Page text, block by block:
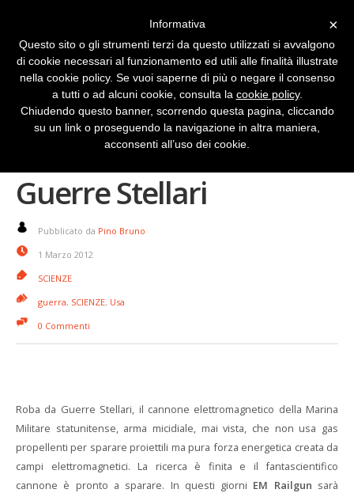
EM Railgun cannone da
Guerre Stellari
Pubblicato da Pino Bruno
1 Marzo 2012
SCIENZE
guerra, SCIENZE, Usa
0 Commenti
Roba da Guerre Stellari, il cannone elettromagnetico della Marina
Militare statunitense, arma micidiale, mai vista, che non usa gas
propellenti per sparare proiettili ma pura forza energetica creata da
campi elettromagnetici. La ricerca è finita e il fantascientifico
cannone è pronto a sparare. In questi giorni EM Railgun sarà
×
Informativa
Questo sito o gli strumenti terzi da questo utilizzati si avvalgono
di cookie necessari al funzionamento ed utili alle finalità illustrate
nella cookie policy. Se vuoi saperne di più o negare il consenso
a tutti o ad alcuni cookie, consulta la cookie policy.
Chiudendo questo banner, scorrendo questa pagina, cliccando
su un link o proseguendo la navigazione in altra maniera,
acconsenti all’uso dei cookie.